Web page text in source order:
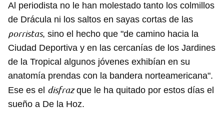
Al periodista no le han molestado tanto los colmillos
de Drácula ni los saltos en sayas cortas de las
porristas, sino el hecho que "de camino hacia la
Ciudad Deportiva y en las cercanías de los Jardines
de la Tropical algunos jóvenes exhibían en su
anatomía prendas con la bandera norteamericana".
Ese es el disfrazque le ha quitado por estos días el
sueño a De la Hoz.